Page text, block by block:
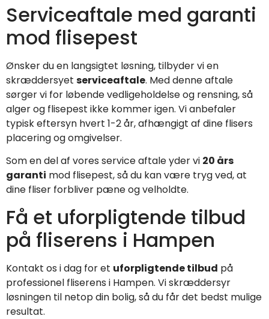
Serviceaftale med garanti
mod flisepest
Ønsker du en langsigtet løsning, tilbyder vi en
skræddersyet serviceaftale. Med denne aftale
sørger vi for løbende vedligeholdelse og rensning, så
alger og flisepest ikke kommer igen. Vi anbefaler
typisk eftersyn hvert 1-2 år, afhængigt af dine flisers
placering og omgivelser.
Som en del af vores service aftale yder vi 20 års
garanti mod flisepest, så du kan være tryg ved, at
dine fliser forbliver pæne og velholdte.
Få et uforpligtende tilbud
på fliserens i Hampen
Kontakt os i dag for et uforpligtende tilbud på
professionel fliserens i Hampen. Vi skræddersyr
løsningen til netop din bolig, så du får det bedst mulige
resultat.